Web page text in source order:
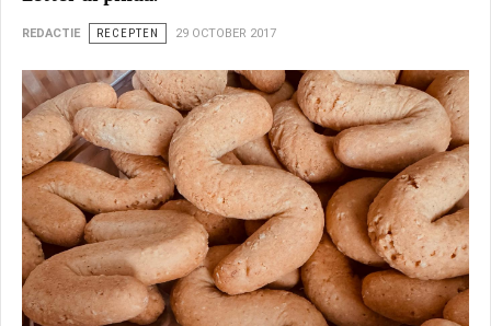
REDACTIE RECEPTEN 29 OCTOBER 2017